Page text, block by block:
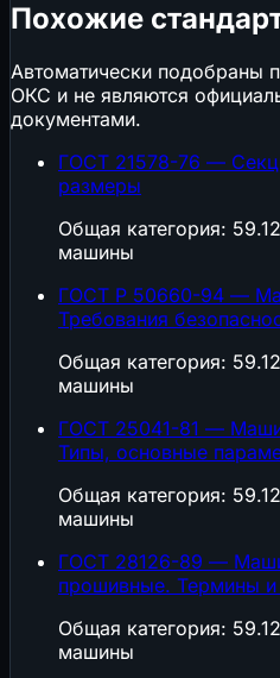
Похожие
Автоматически подобраны
ОКС и не являются
документами.
ГОСТ 21578-76 —
размеры
Общая категория:
машины
ГОСТ Р 50660-94 —
Требования
Общая категория:
машины
ГОСТ 25041-81 —
Типы, основные
Общая категория:
машины
ГОСТ 28126-89 —
прошивные. Термины и
Общая категория:
машины